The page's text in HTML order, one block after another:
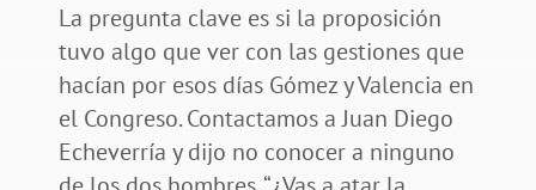
La pregunta clave es si la proposición
tuvo algo que ver con las gestiones que
hacían por esos días Gómez y Valencia en
el Congreso. Contactamos a Juan Diego
Echeverría y dijo no conocer a ninguno